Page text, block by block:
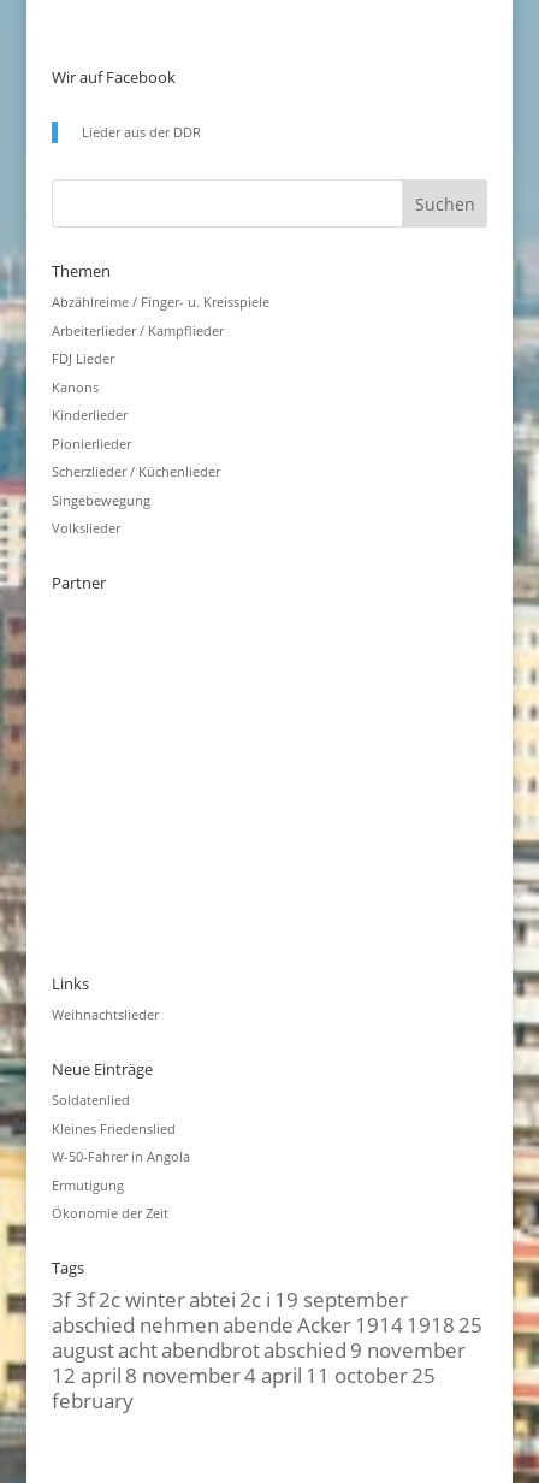
Wir auf Facebook
Lieder aus der DDR
Themen
Abzählreime / Finger- u. Kreisspiele
Arbeiterlieder / Kampflieder
FDJ Lieder
Kanons
Kinderlieder
Pionierlieder
Scherzlieder / Küchenlieder
Singebewegung
Volkslieder
Partner
Links
Weihnachtslieder
Neue Einträge
Soldatenlied
Kleines Friedenslied
W-50-Fahrer in Angola
Ermutigung
Ökonomie der Zeit
Tags
3f 3f2c winterabtei2c i 19 september
abschied nehmenabendeAcker1914191825
augustachtabendbrotabschied 9 november
12 april 8 november4 april 11 october25
february